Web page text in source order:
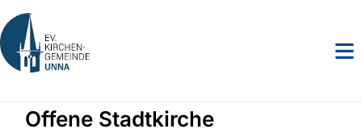
Offene Stadtkirche